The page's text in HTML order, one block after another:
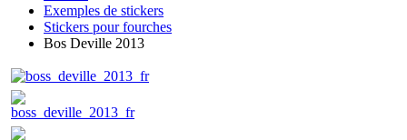
Exemples de stickers
Stickers pour fourches
Bos Deville 2013